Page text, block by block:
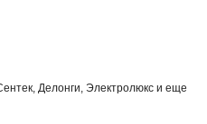
Делонги, Электролюкс и еще